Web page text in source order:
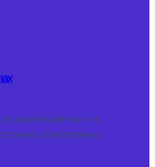
размещенных на
обязательна!